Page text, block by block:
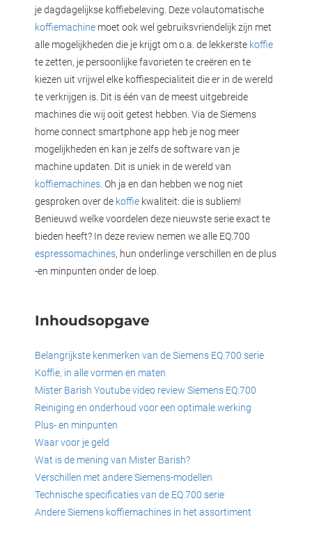
je dagdagelijkse koffiebeleving. Deze volautomatische
koffiemachine moet ook wel gebruiksvriendelijk zijn met
alle mogelijkheden die je krijgt om o.a. de lekkerste koffie
te zetten, je persoonlijke favorieten te creëren en te
kiezen uit vrijwel elke koffiespecialiteit die er in de wereld
te verkrijgen is. Dit is één van de meest uitgebreide
machines die wij ooit getest hebben. Via de Siemens
home connect smartphone app heb je nog meer
mogelijkheden en kan je zelfs de software van je
machine updaten. Dit is uniek in de wereld van
koffiemachines . Oh ja en dan hebben we nog niet
gesproken over de koffie kwaliteit: die is subliem!
Benieuwd welke voordelen deze nieuwste serie exact te
bieden heeft? In deze review nemen we alle EQ.700
espressomachines, hun onderlinge verschillen en de plus
-en minpunten onder de loep.
Inhoudsopgave
Belangrijkste kenmerken van de Siemens EQ.700 serie
Koffie, in alle vormen en maten
Mister Barish Youtube video review Siemens EQ.700
Reiniging en onderhoud voor een optimale werking
Plus- en minpunten
Waar voor je geld
Wat is de mening van Mister Barish?
Verschillen met andere Siemens-modellen
Technische specificaties van de EQ.700 serie
Andere Siemens koffiemachines in het assortiment